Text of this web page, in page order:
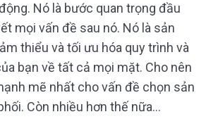
Nó là bước quan trọng đầu
mọi vấn đề sau nó. Nó là sản
thiểu và tối ưu hóa quy trình và
bạn về tất cả mọi mặt. Cho nên
mẽ nhất cho vấn đề chọn sản
Còn nhiều hơn thế nữa…